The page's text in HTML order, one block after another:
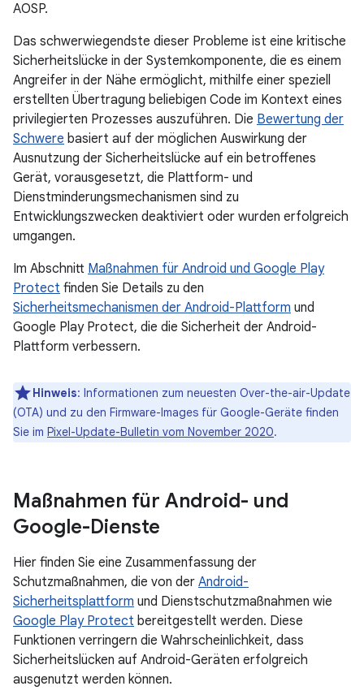
AOSP.
Das schwerwiegendste dieser Probleme ist eine kritische
Sicherheitslücke in der Systemkomponente, die es einem
Angreifer in der Nähe ermöglicht, mithilfe einer speziell
erstellten Übertragung beliebigen Code im Kontext eines
privilegierten Prozesses auszuführen. Die Bewertung der
Schwere basiert auf der möglichen Auswirkung der
Ausnutzung der Sicherheitslücke auf ein betroffenes
Gerät, vorausgesetzt, die Plattform- und
Dienstminderungsmechanismen sind zu
Entwicklungszwecken deaktiviert oder wurden erfolgreich
umgangen.
Im Abschnitt Maßnahmen für Android und Google Play
Protect finden Sie Details zu den
Sicherheitsmechanismen der Android-Plattform und
Google Play Protect, die die Sicherheit der Android-
Plattform verbessern.
Hinweis: Informationen zum neuesten Over-the-air-Update
(OTA) und zu den Firmware-Images für Google-Geräte finden
Sie im Pixel-Update-Bulletin vom November 2020.
Maßnahmen für Android- und
Google-Dienste
Hier finden Sie eine Zusammenfassung der
Schutzmaßnahmen, die von der Android-
Sicherheitsplattform und Dienstschutzmaßnahmen wie
Google Play Protect bereitgestellt werden. Diese
Funktionen verringern die Wahrscheinlichkeit, dass
Sicherheitslücken auf Android-Geräten erfolgreich
ausgenutzt werden können.